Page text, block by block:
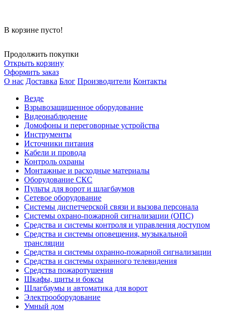
В корзине пусто!
Продолжить покупки
Открыть корзину
Оформить заказ
О нас Доставка Блог Производители Контакты
Везде
Взрывозащищенное оборудование
Видеонаблюдение
Домофоны и переговорные устройства
Инструменты
Источники питания
Кабели и провода
Контроль охраны
Монтажные и расходные материалы
Оборудование СКС
Пульты для ворот и шлагбаумов
Сетевое оборудование
Системы диспетчерской связи и вызова персонала
Системы охрано-пожарной сигнализации (ОПС)
Средства и системы контроля и управления доступом
Средства и системы оповещения, музыкальной
трансляции
Средства и системы охранно-пожарной сигнализации
Средства и системы охранного телевидения
Средства пожаротушения
Шкафы, щиты и боксы
Шлагбаумы и автоматика для ворот
Электрооборудование
Умный дом